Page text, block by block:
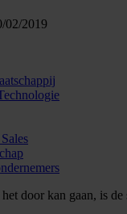
02/2019
door kan gaan, is de